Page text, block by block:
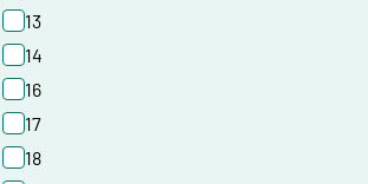
13
14
16
17
18